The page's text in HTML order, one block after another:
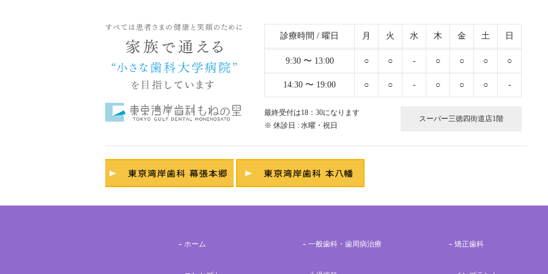
診療時間 / 曜日 月 火 水 木 金 土 日
9:30 〜 13:00 ○ ○ - ○ ○ ○ ○
14:30 〜 19:00 ○ ○ - ○ ○ ○ -
最終受付は18：30になります
※ 休診日 : 水曜・祝日
スーパー三徳四街道店1階
ホーム 一般歯科・歯周病治療 矯正歯科